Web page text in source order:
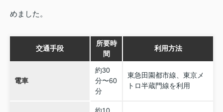
めました。
交通手段
所要時
間
利用方法
電車
約30
分〜60
分
東急田園都市線、東京メ
トロ半蔵門線を利用
約10